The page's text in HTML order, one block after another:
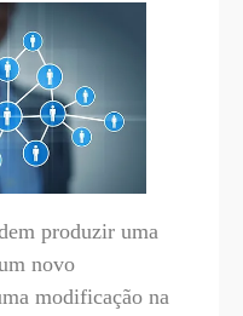
produzir uma
novo
modificação na